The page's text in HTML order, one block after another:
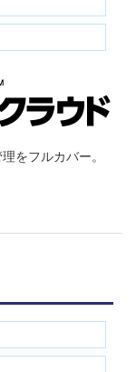
をフルカバー。